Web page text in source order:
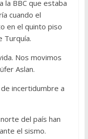
la BBC que estaba
cuando el
en el quinto piso
Turquía.
Nos movimos
Aslan.
incertidumbre a
del país han
el sismo.